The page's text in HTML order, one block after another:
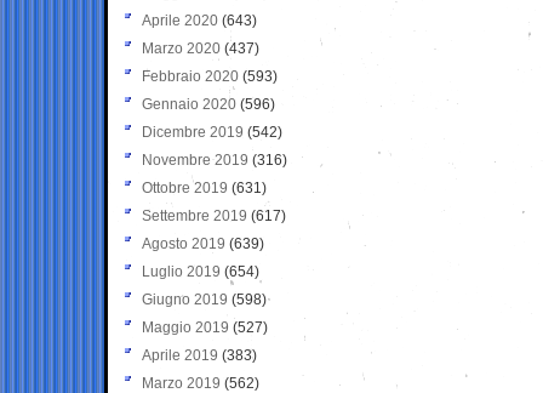
Aprile 2020 (643)
Marzo 2020 (437)
Febbraio 2020 (593)
Gennaio 2020 (596)
Dicembre 2019 (542)
Novembre 2019 (316)
Ottobre 2019 (631)
Settembre 2019 (617)
Agosto 2019 (639)
Luglio 2019 (654)
Giugno 2019 (598)
Maggio 2019 (527)
Aprile 2019 (383)
Marzo 2019 (562)